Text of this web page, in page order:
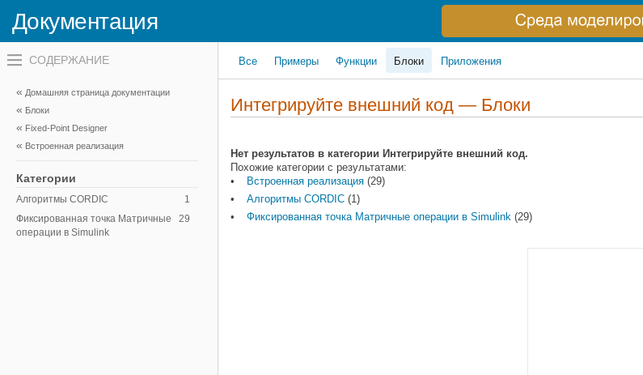
Документация
Переключатель
навигационного
вне
холста
переключатель
навигационного
вне
Домашняя страница документации
Блоки
Fixed-Point Designer
Встроенная реализация
Категории
1
Алгоритмы CORDIC
29
Фиксированная точка Матричные
операции в Simulink
Все Примеры Функции Блоки Приложения
Интегрируйте внешний код — Блоки
Нет результатов в категории Интегрируйте внешний код.
Похожие категории с результатами:
Встроенная реализация (29)
Алгоритмы CORDIC (1)
Фиксированная точка Матричные операции в Simulink (29)